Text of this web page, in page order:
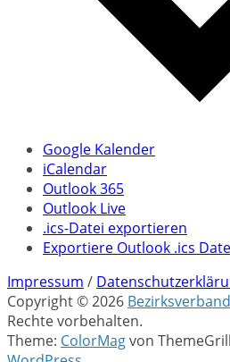
Google Kalender
iCalendar
Outlook 365
Outlook Live
.ics-Datei exportieren
Exportiere Outlook .ics
Impressum /
Copyright © 2026
Rechte vorbehalten.
Theme: ColorMagvon